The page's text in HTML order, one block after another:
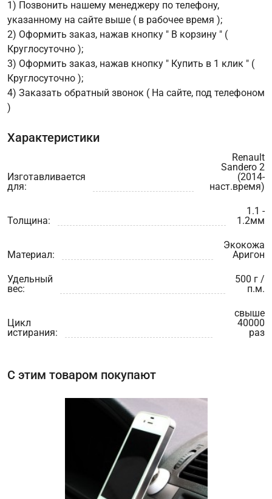
1) Позвонить нашему менеджеру по телефону,
указанному на сайте выше ( в рабочее время );
2) Оформить заказ, нажав кнопку " В корзину " (
Круглосуточно );
3) Оформить заказ, нажав кнопку " Купить в 1 клик " (
Круглосуточно );
4) Заказать обратный звонок ( На сайте, под телефоном
)
Характеристики
Изготавливается
для:
Renault
Sandero 2
(2014-
наст.время)
Толщина:
1.1 -
1.2мм
Материал:
Экокожа
Аригон
Удельный
вес:
500 г /
п.м.
Цикл
истирания:
свыше
40000
раз
С этим товаром покупают